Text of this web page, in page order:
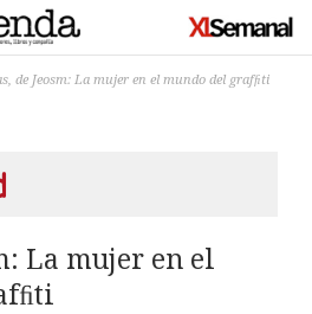
de Jeosm: La mujer en el mundo del grafﬁti
La mujer en el